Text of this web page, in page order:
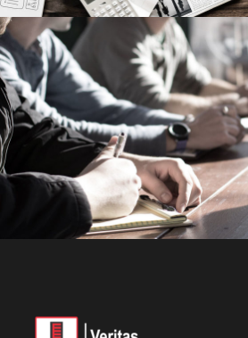
MaTix Tax
Accidental